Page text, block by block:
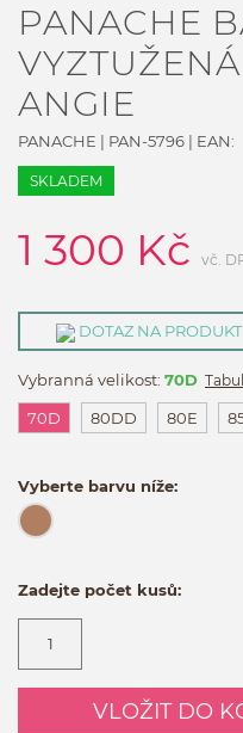
PANACHE
ANGIE
PANACHE | PAN-5796 | EAN:
SKLADEM
1 300 Kč vč.
DOTAZ NA PRODUKT
Vybranná velikost: 70D
70D 80DD 80E
Vyberte barvu níže:
Zadejte počet kusů:
VLOŽIT DO